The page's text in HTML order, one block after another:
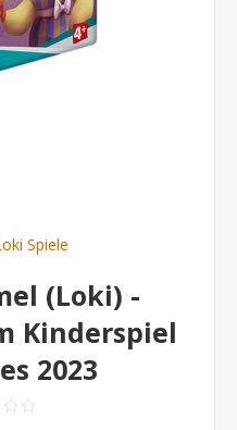
Spiele
(Loki) -
Kinderspiel
2023